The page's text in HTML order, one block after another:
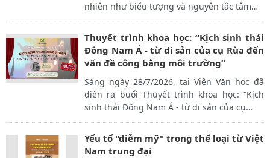
nhiên như biểu tượng và nguyên tắc tâm…
Thuyết trình khoa học: “Kịch sinh thái
Đông Nam Á - từ di sản của cụ Rùa đến
vấn đề công bằng môi trường”
Sáng ngày 28/7/2026, tại Viện Văn học đã
diễn ra buổi Thuyết trình khoa học: “Kịch
sinh thái Đông Nam Á - từ di sản của cụ…
Yếu tố "diễm mỹ" trong thể loại từ Việt
Nam trung đại